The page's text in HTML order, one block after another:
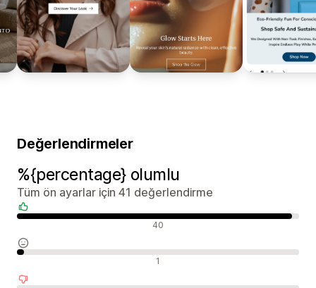
Değerlendirmeler
%{percentage} olumlu
Tüm ön ayarlar için 41 değerlendirme
40
1